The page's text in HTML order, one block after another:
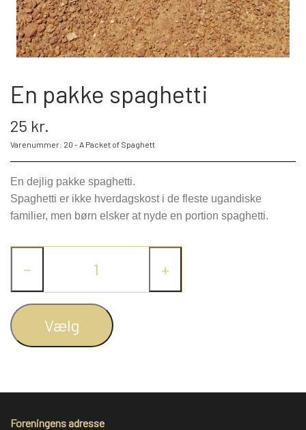
WEBSHOP
SPONSOR-LOGIN
En pakke spaghetti
25 kr.
Varenummer: 20 - A Packet of Spaghett
En dejlig pakke spaghetti.
Spaghetti er ikke hverdagskost i de fleste ugandiske
familier, men børn elsker at nyde en portion spaghetti.
− +
Vælg
Foreningens adresse